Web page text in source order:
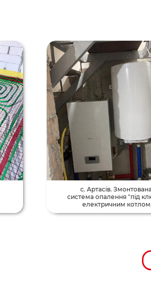
с. Артасів.
система опалення "під
електричним котлом
Protherm